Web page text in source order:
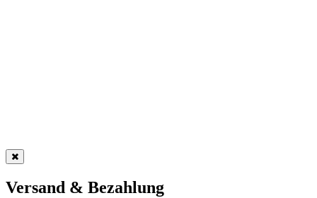
Versand & Bezahlung